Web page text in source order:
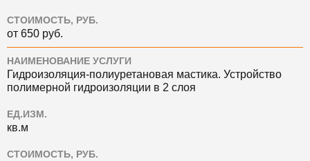
СТОИМОСТЬ, РУБ.
от 650 руб.
НАИМЕНОВАНИЕ УСЛУГИ
Гидроизоляция-полиуретановая мастика. Устройство
полимерной гидроизоляции в 2 слоя
ЕД.ИЗМ.
кв.м
СТОИМОСТЬ, РУБ.